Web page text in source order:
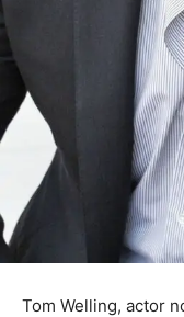
Tom Welling, actor